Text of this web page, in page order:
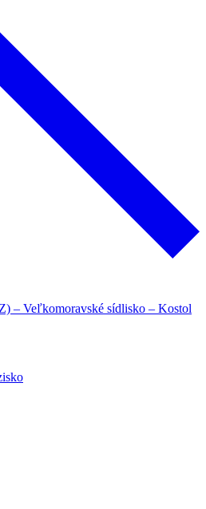
– Veľkomoravské sídlisko – Kostol